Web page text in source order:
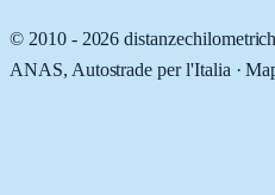
© 2010 - 2026
ANAS, Autostrade per l'Italia ·